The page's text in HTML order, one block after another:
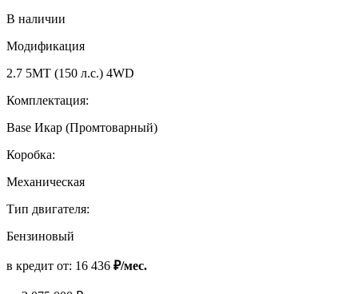
В наличии
Модификация
2.7 5MT (150 л.с.) 4WD
Комплектация:
Base Икар (Промтоварный)
Коробка:
Механическая
Тип двигателя:
Бензиновый
в кредит от: 16 436 ₽/мес.